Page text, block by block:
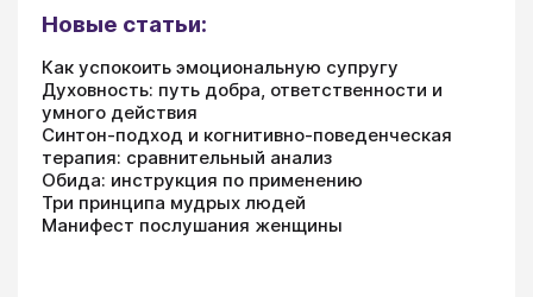
Новые статьи:
Как успокоить эмоциональную супругу
Духовность: путь добра, ответственности и
умного действия
Синтон-подход и когнитивно-поведенческая
терапия: сравнительный анализ
Обида: инструкция по применению
Три принципа мудрых людей
Манифест послушания женщины